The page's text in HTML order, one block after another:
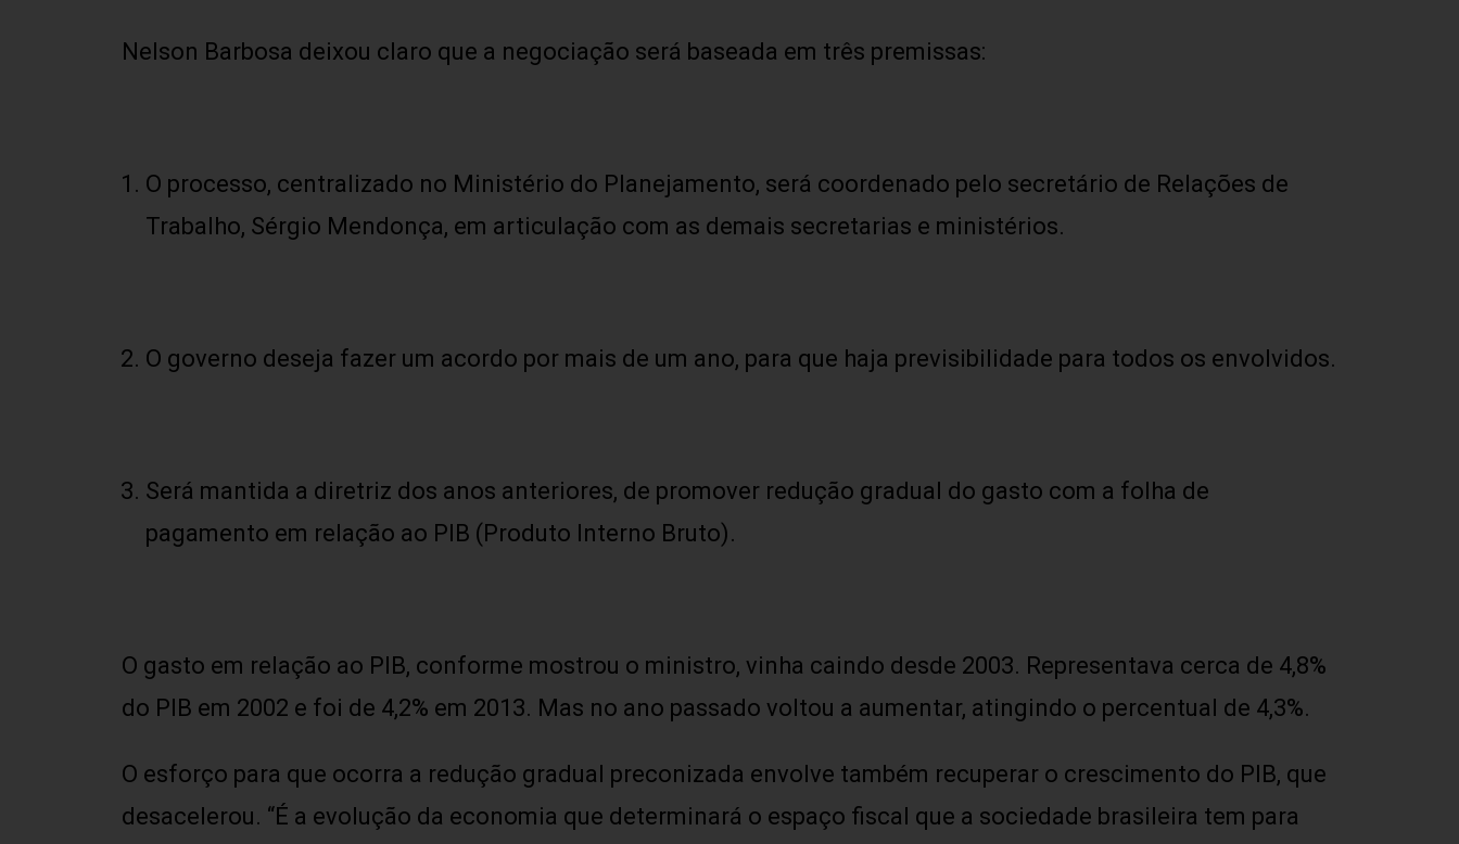
Nelson Barbosa deixou claro que a negociação será baseada em três premissas:
O processo, centralizado no Ministério do Planejamento, será coordenado pelo secretário de Relações de
Trabalho, Sérgio Mendonça, em articulação com as demais secretarias e ministérios.
O governo deseja fazer um acordo por mais de um ano, para que haja previsibilidade para todos os envolvidos.
Será mantida a diretriz dos anos anteriores, de promover redução gradual do gasto com a folha de
pagamento em relação ao PIB (Produto Interno Bruto).
O gasto em relação ao PIB, conforme mostrou o ministro, vinha caindo desde 2003. Representava cerca de 4,8%
do PIB em 2002 e foi de 4,2% em 2013. Mas no ano passado voltou a aumentar, atingindo o percentual de 4,3%.
O esforço para que ocorra a redução gradual preconizada envolve também recuperar o crescimento do PIB, que
desacelerou. “É a evolução da economia que determinará o espaço fiscal que a sociedade brasileira tem para